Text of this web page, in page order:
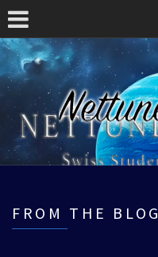
FROM THE BLOG